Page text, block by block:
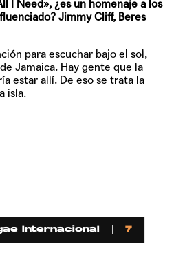
I Need», ¿es un homenaje a los
Jimmy Cliff, Beres
para escuchar bajo el sol,
Jamaica. Hay gente que la
estar allí. De eso se trata la
isla.
Internacional 7